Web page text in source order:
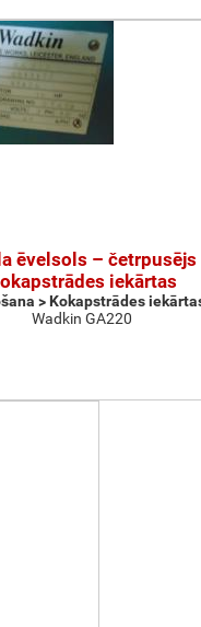
ēvelsols – četrpusējs
iekārtas
> Kokapstrādes
Wadkin GA220